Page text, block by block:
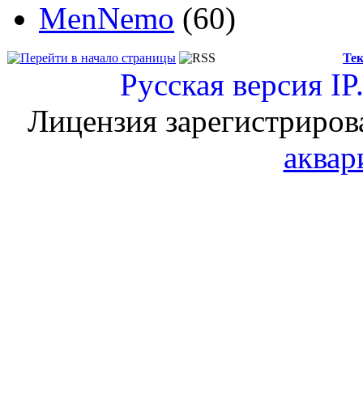
MenNemo (60)
Русская версия
Лицензия